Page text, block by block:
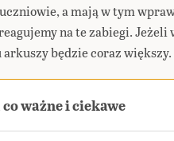
a mają w tym
na te zabiegi.
będzie coraz większy.
ważne i ciekawe